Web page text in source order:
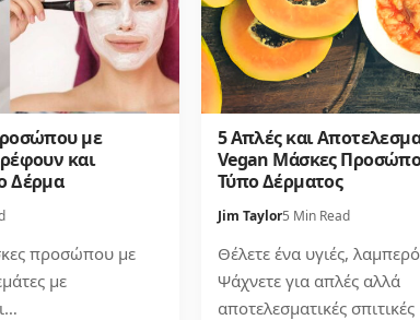
με
και
Δέρμα
προσώπου με
με
5 Απλές και
Vegan Μάσκες
Τύπο Δέρματος
Jim Taylor5 Min Read
Θέλετε ένα υγιές,
Ψάχνετε για απλές αλλά
αποτελεσματικές σπιτικές